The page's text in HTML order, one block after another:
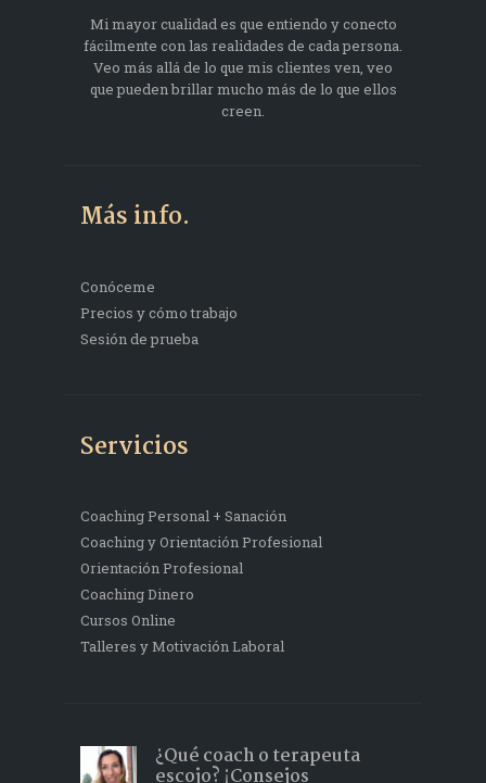
Mi mayor cualidad es que entiendo y conecto
fácilmente con las realidades de cada persona.
Veo más allá de lo que mis clientes ven, veo
que pueden brillar mucho más de lo que ellos
creen.
Más info.
Conóceme
Precios y cómo trabajo
Sesión de prueba
Servicios
Coaching Personal + Sanación
Coaching y Orientación Profesional
Orientación Profesional
Coaching Dinero
Cursos Online
Talleres y Motivación Laboral
¿Qué coach o terapeuta